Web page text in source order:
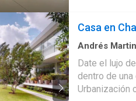
baño
agua independientes Vive con estilo en
Casa en
Andrés
Date el lujo
dentro de
Urbanización